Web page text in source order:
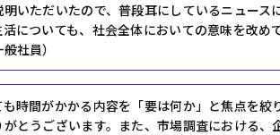
いただいたので、普段耳にしているニュース
についても、社会全体においての意味を改め
社員）
時間がかかる内容を「要は何か」と焦点を絞
とうございます。また、市場調査における、